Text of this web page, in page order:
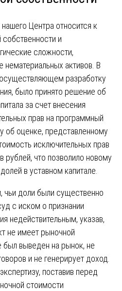
Центра относится к
и
сложности,
активов. В
разработку
было принято решение об
за счет внесения
прав на программный
об оценке, представленному
исключительных прав
рублей, что позволило новому
в уставном капитале.
чьи доли были существенно
с иском о признании
недействительным, указав,
не имеет рыночной
был выведен на рынок, не
и не генерирует доход.
поставив перед
стоимости